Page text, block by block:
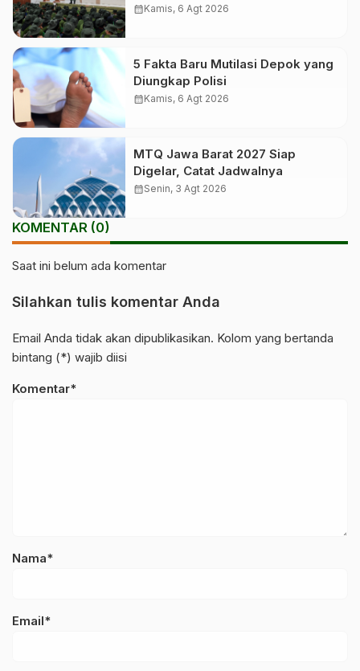
calendar_monthKamis, 6 Agt 2026
5 Fakta Baru Mutilasi Depok yang
Diungkap Polisi
calendar_monthKamis, 6 Agt 2026
MTQ Jawa Barat 2027 Siap
Digelar, Catat Jadwalnya
calendar_monthSenin, 3 Agt 2026
KOMENTAR (0)
Saat ini belum ada komentar
Silahkan tulis komentar Anda
Email Anda tidak akan dipublikasikan. Kolom yang bertanda
bintang (*) wajib diisi
Komentar*
Nama*
Email*